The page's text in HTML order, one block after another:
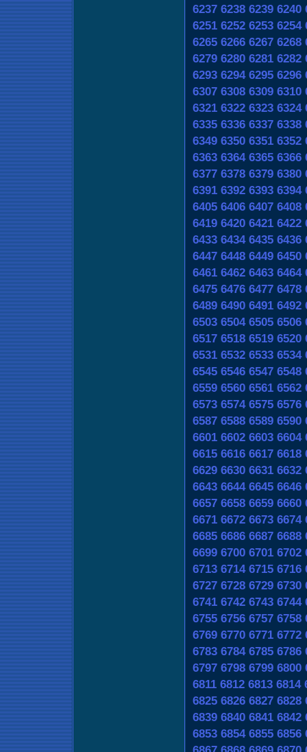
6237 6238 6239 6240
6251 6252 6253 6254
6265 6266 6267 6268
6279 6280 6281 6282
6293 6294 6295 6296
6307 6308 6309 6310
6321 6322 6323 6324
6335 6336 6337 6338
6349 6350 6351 6352
6363 6364 6365 6366
6377 6378 6379 6380
6391 6392 6393 6394
6405 6406 6407 6408
6419 6420 6421 6422
6433 6434 6435 6436
6447 6448 6449 6450
6461 6462 6463 6464
6475 6476 6477 6478
6489 6490 6491 6492
6503 6504 6505 6506
6517 6518 6519 6520
6531 6532 6533 6534
6545 6546 6547 6548
6559 6560 6561 6562
6573 6574 6575 6576
6587 6588 6589 6590
6601 6602 6603 6604
6615 6616 6617 6618
6629 6630 6631 6632
6643 6644 6645 6646
6657 6658 6659 6660
6671 6672 6673 6674
6685 6686 6687 6688
6699 6700 6701 6702
6713 6714 6715 6716
6727 6728 6729 6730
6741 6742 6743 6744
6755 6756 6757 6758
6769 6770 6771 6772
6783 6784 6785 6786
6797 6798 6799 6800
6811 6812 6813 6814
6825 6826 6827 6828
6839 6840 6841 6842
6853 6854 6855 6856